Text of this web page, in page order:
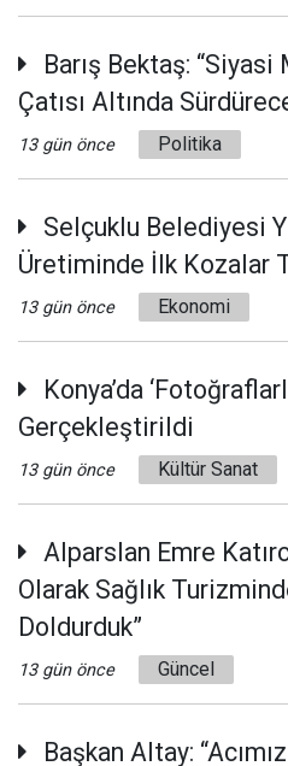
Barış Bektaş:
Çatısı Altında
13 gün önce Politika
Selçuklu Belediyesi
Üretiminde İlk Kozalar
13 gün önce Ekonomi
Konya’da
Gerçekleştirildi
13 gün önce Kültür Sanat
Alparslan Emre
Olarak Sağlık
Doldurduk”
13 gün önce Güncel
Başkan Altay: